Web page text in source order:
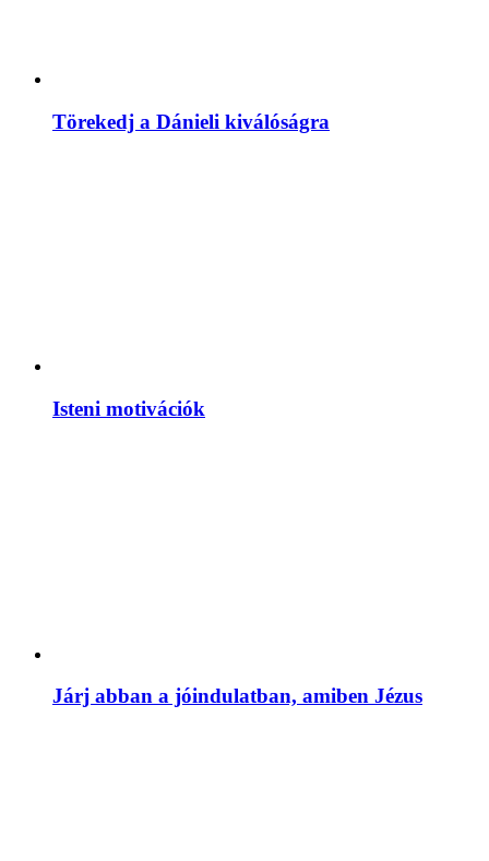
Törekedj a Dánieli kiválóságra
Isteni motivációk
Járj abban a jóindulatban, amiben Jézus